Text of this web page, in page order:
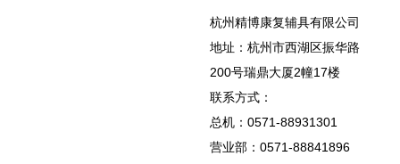
杭州精博康复辅具有限公司
地址：杭州市西湖区振华路
200号瑞鼎大厦2幢17楼
联系方式：
总机：0571-88931301
营业部：0571-88841896